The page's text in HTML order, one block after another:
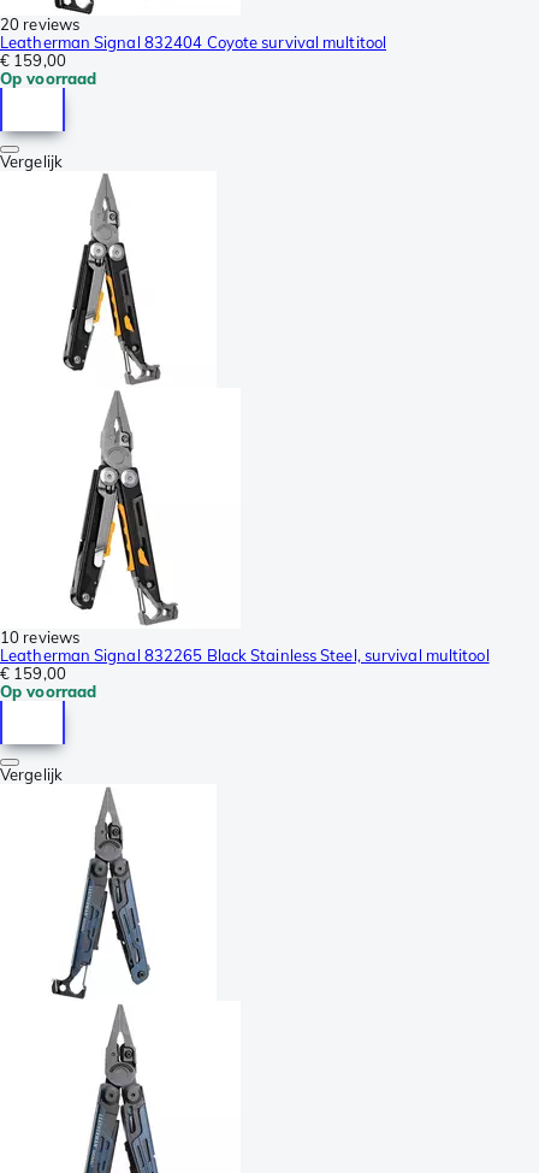
20 reviews
Leatherman Signal 832404 Coyote survival multitool
€ 159,00
Op voorraad
Vergelijk
10 reviews
Leatherman Signal 832265 Black Stainless Steel, survival multitool
€ 159,00
Op voorraad
Vergelijk